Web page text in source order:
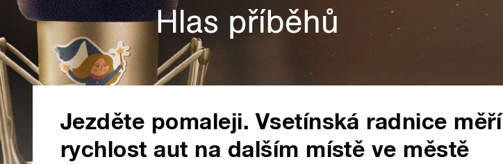
Jezděte pomaleji. Vsetínská radnice měří
rychlost aut na dalším místě ve městě